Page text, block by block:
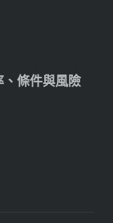
條件與風險